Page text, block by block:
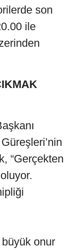
son
ile
​“Gerçekten
onur